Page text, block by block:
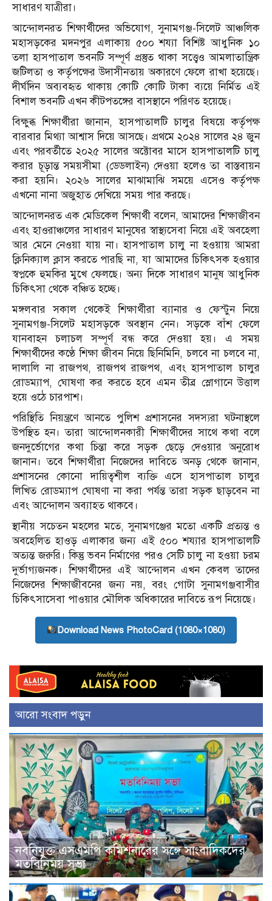
সাধারণ যাত্রীরা।
আন্দোলনরত শিক্ষার্থীদের অভিযোগ, সুনামগঞ্জ-সিলেট আঞ্চলিক
মহাসড়কের মদনপুর এলাকায় ৫০০ শয্যা বিশিষ্ট আধুনিক ১০
তলা হাসপাতাল ভবনটি সম্পূর্ণ প্রস্তুত থাকা সত্ত্বেও আমলাতান্ত্রিক
জটিলতা ও কর্তৃপক্ষের উদাসীনতায় অকারণে ফেলে রাখা হয়েছে।
দীর্ঘদিন অব্যবহৃত থাকায় কোটি কোটি টাকা ব্যয়ে নির্মিত এই
বিশাল ভবনটি এখন কীটপতঙ্গের বাসস্থানে পরিণত হয়েছে।
বিক্ষুব্ধ শিক্ষার্থীরা জানান, হাসপাতালটি চালুর বিষয়ে কর্তৃপক্ষ
বারবার মিথ্যা আশ্বাস দিয়ে আসছে। প্রথমে ২০২৪ সালের ২৪ জুন
এবং পরবর্তীতে ২০২৫ সালের অক্টোবর মাসে হাসপাতালটি চালু
করার চূড়ান্ত সময়সীমা (ডেডলাইন) দেওয়া হলেও তা বাস্তবায়ন
করা হয়নি। ২০২৬ সালের মাঝামাঝি সময়ে এসেও কর্তৃপক্ষ
এখনো নানা অজুহাত দেখিয়ে সময় পার করছে।
আন্দোলনরত এক মেডিকেল শিক্ষার্থী বলেন, আমাদের শিক্ষাজীবন
এবং হাওরাঞ্চলের সাধারণ মানুষের স্বাস্থ্যসেবা নিয়ে এই অবহেলা
আর মেনে নেওয়া যায় না। হাসপাতাল চালু না হওয়ায় আমরা
ক্লিনিক্যাল ক্লাস করতে পারছি না, যা আমাদের চিকিৎসক হওয়ার
স্বপ্নকে হুমকির মুখে ফেলছে। অন্য দিকে সাধারণ মানুষ আধুনিক
চিকিৎসা থেকে বঞ্চিত হচ্ছে।
মঙ্গলবার সকাল থেকেই শিক্ষার্থীরা ব্যানার ও ফেস্টুন নিয়ে
সুনামগঞ্জ-সিলেট মহাসড়কে অবস্থান নেন। সড়কে বাঁশ ফেলে
যানবাহন চলাচল সম্পূর্ণ বন্ধ করে দেওয়া হয়। এ সময়
শিক্ষার্থীদের কণ্ঠে শিক্ষা জীবন নিয়ে ছিনিমিনি, চলবে না চলবে না,
দালালি না রাজপথ, রাজপথ রাজপথ, এবং হাসপাতাল চালুর
রোডম্যাপ, ঘোষণা কর করতে হবে এমন তীব্র স্লোগানে উত্তাল
হয়ে ওঠে চারপাশ।
পরিস্থিতি নিয়ন্ত্রণে আনতে পুলিশ প্রশাসনের সদস্যরা ঘটনাস্থলে
উপস্থিত হন। তারা আন্দোলনকারী শিক্ষার্থীদের সাথে কথা বলে
জনদুর্ভোগের কথা চিন্তা করে সড়ক ছেড়ে দেওয়ার অনুরোধ
জানান। তবে শিক্ষার্থীরা নিজেদের দাবিতে অনড় থেকে জানান,
প্রশাসনের কোনো দায়িত্বশীল ব্যক্তি এসে হাসপাতাল চালুর
লিখিত রোডম্যাপ ঘোষণা না করা পর্যন্ত তারা সড়ক ছাড়বেন না
এবং আন্দোলন অব্যাহত থাকবে।
স্থানীয় সচেতন মহলের মতে, সুনামগঞ্জের মতো একটি প্রত্যন্ত ও
অবহেলিত হাওড় এলাকার জন্য এই ৫০০ শয্যার হাসপাতালটি
অত্যন্ত জরুরি। কিন্তু ভবন নির্মাণের পরও সেটি চালু না হওয়া চরম
দুর্ভাগ্যজনক। শিক্ষার্থীদের এই আন্দোলন এখন কেবল তাদের
নিজেদের শিক্ষাজীবনের জন্য নয়, বরং গোটা সুনামগঞ্জবাসীর
চিকিৎসাসেবা পাওয়ার মৌলিক অধিকারের দাবিতে রূপ নিয়েছে।
Download News PhotoCard (1080×1080)
আরো সংবাদ পড়ুন
নবনিযুক্ত এসএমপি কমিশনারের সঙ্গে সাংবাদিকদের
মতবিনিময় সভা